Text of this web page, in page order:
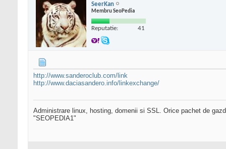
SeerKan
Membru SeoPedia
Reputatie: 41
http://www.sanderoclub.com/link
http://www.daciasandero.info/linkexchange/
Administrare linux, hosting, domenii si SSL. Orice pachet de
"SEOPEDIA1"